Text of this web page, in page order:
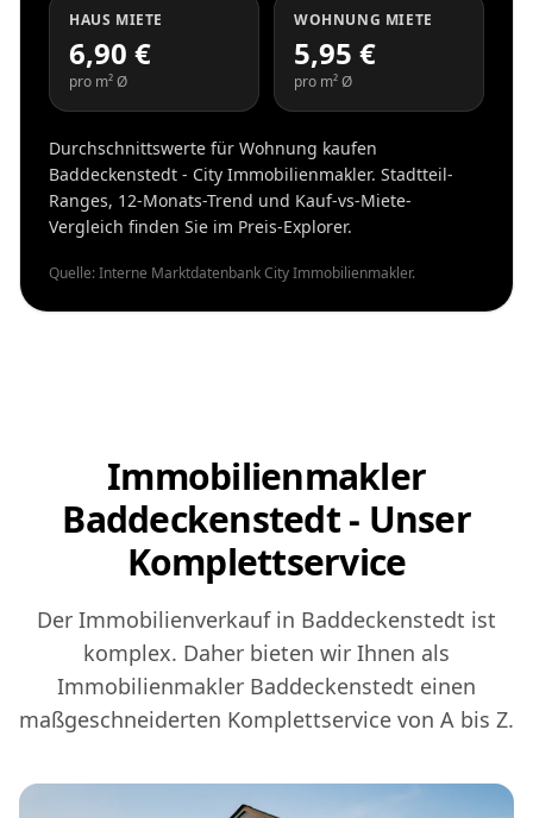
HAUS MIETE
6,90 €
pro m² Ø
WOHNUNG MIETE
5,95 €
pro m² Ø
Durchschnittswerte für Wohnung kaufen
Baddeckenstedt - City Immobilienmakler. Stadtteil-
Ranges, 12-Monats-Trend und Kauf-vs-Miete-
Vergleich finden Sie im Preis-Explorer.
Quelle: Interne Marktdatenbank City Immobilienmakler.
Immobilienmakler
Baddeckenstedt - Unser
Komplettservice
Der Immobilienverkauf in Baddeckenstedt ist
komplex. Daher bieten wir Ihnen als
Immobilienmakler Baddeckenstedt einen
maßgeschneiderten Komplettservice von A bis Z.